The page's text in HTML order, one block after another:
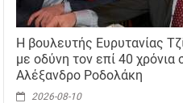
H βουλευτής Ευρυτανίας
με οδύνη τον επί 40
Αλέξανδρο Ροδολάκη
2026-08-10